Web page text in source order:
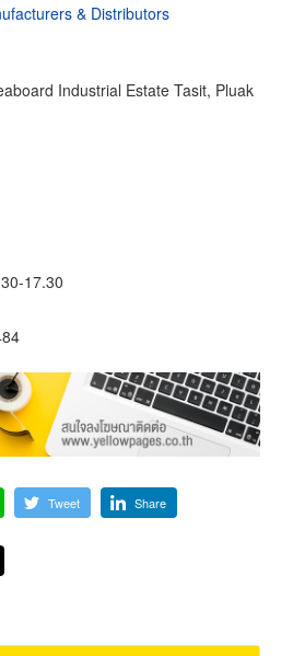
& Distributors
Industrial Estate Tasit, Pluak
17.30
Tweet Share